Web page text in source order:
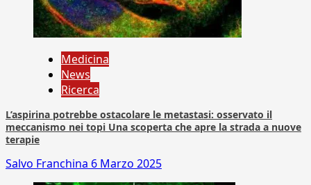
Medicina
News
Ricerca
L’aspirina potrebbe ostacolare le metastasi: osservato il
meccanismo nei topi Una scoperta che apre la strada a nuove
terapie
Salvo Franchina 6 Marzo 2025